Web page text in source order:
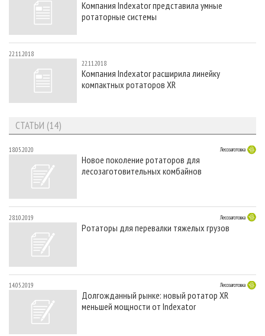
СУШКА ДРЕВЕСИНЫ
ПРОИЗВОДСТВО ДРЕВЕСНЫХ ПЛИТ
ДЕРЕВЯННОЕ ДОМОСТРОЕНИЕ
ПРОИЗВОДСТВО МЕБЕЛИ
БИОЭНЕРГЕТИКА
ЦБП
ИНСТРУМЕНТ И МАТЕРИАЛЫ
ПЕРСОНЫ
МОБИЛЬНЫЕ ВЫСТАВКИ
ПРИОРИТЕТНЫЕ ИНВЕСТПРОЕКТЫ
RUSSIAN FORESTRY REVIEW
ГАЗЕТА ЛЕСПРОМФОРУМ
БИБЛИОТЕКА СПЕЦИАЛИСТА
КОНТАКТЫ
РЕКЛАМА
Компания Indexator представила умные
ротаторные системы
22.11.2018
22.11.2018
Компания Indexator расширила линейку
компактных ротаторов XR
СТАТЬИ (14)
18.05.2020 Лесозаготовка
Новое поколение ротаторов для
лесозаготовительных комбайнов
28.10.2019 Лесозаготовка
Ротаторы для перевалки тяжелых грузов
14.05.2019 Лесозаготовка
Долгожданный рынке: новый ротатор XR
меньшей мощности от Indexator